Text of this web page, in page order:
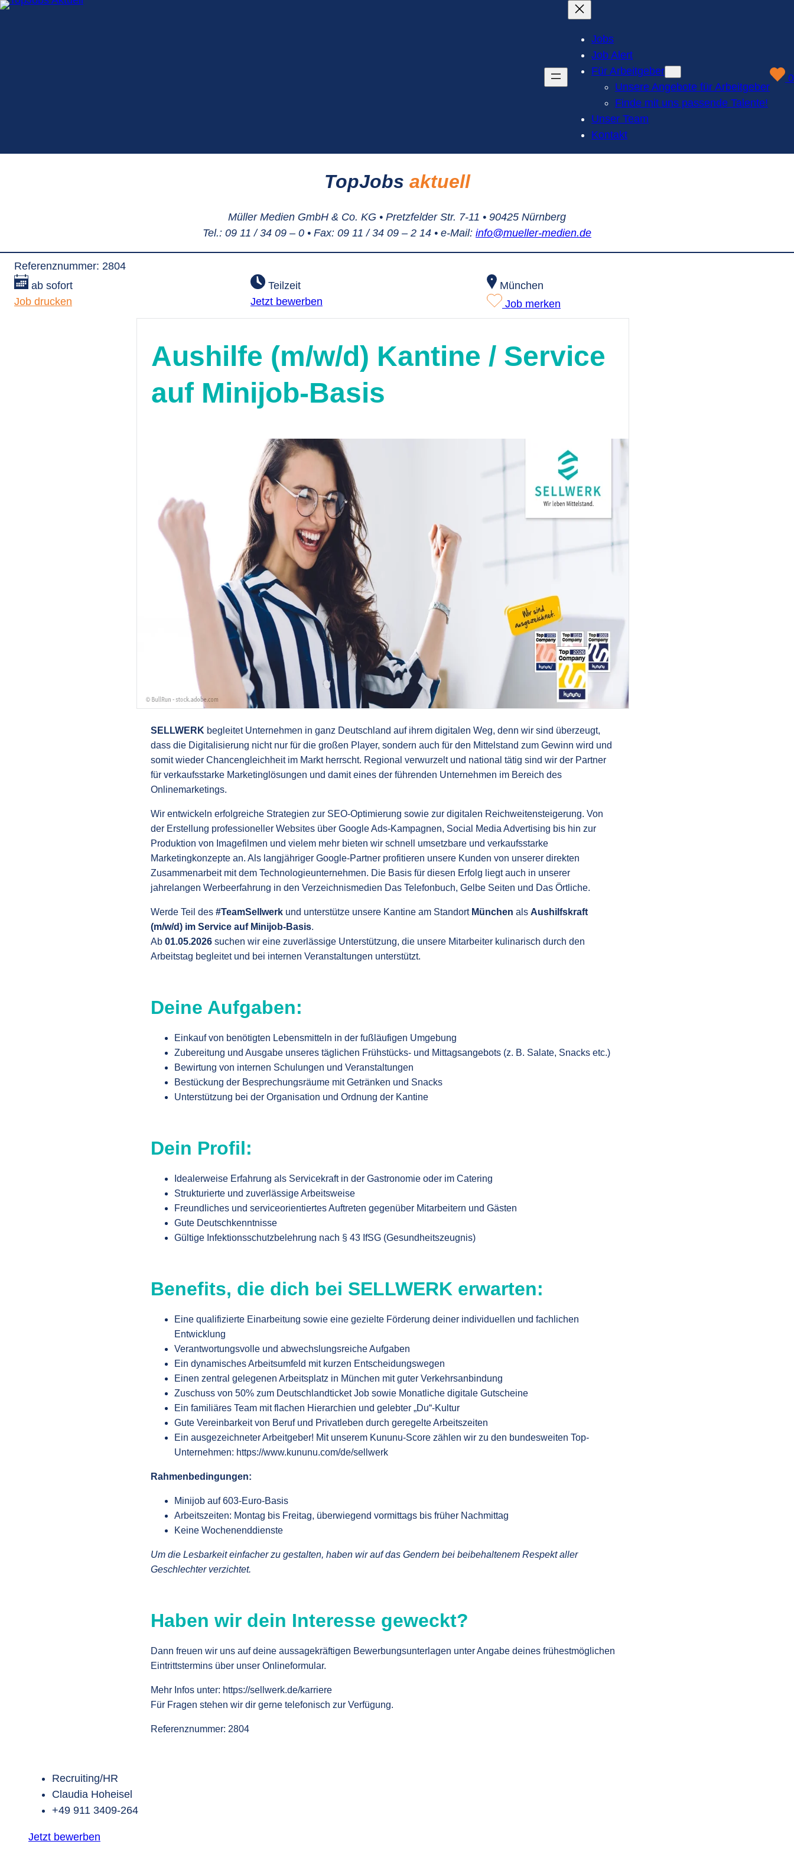
Zum
Jobs
Job Alert
Für Arbeitgeber
Unsere Angebote für Arbeitgeber
Finde mit uns passende Talente!
Unser Team
Kontakt
0
TopJobs aktuell
Müller Medien GmbH & Co. KG • Pretzfelder Str. 7-11 • 90425 Nürnberg
Tel.: 09 11 / 34 09 – 0 • Fax: 09 11 / 34 09 – 2 14 • e-Mail: info@mueller-medien.de
Referenznummer: 2804
ab sofort
Teilzeit
München
Job drucken
Jetzt bewerben Job merken
Aushilfe (m/w/d) Kantine / Service
auf Minijob-Basis
SELLWERK begleitet Unternehmen in ganz Deutschland auf ihrem digitalen Weg, denn wir sind überzeugt,
dass die Digitalisierung nicht nur für die großen Player, sondern auch für den Mittelstand zum Gewinn wird und
somit wieder Chancengleichheit im Markt herrscht. Regional verwurzelt und national tätig sind wir der Partner
für verkaufsstarke Marketinglösungen und damit eines der führenden Unternehmen im Bereich des
Onlinemarketings.
Wir entwickeln erfolgreiche Strategien zur SEO-Optimierung sowie zur digitalen Reichweitensteigerung. Von
der Erstellung professioneller Websites über Google Ads-Kampagnen, Social Media Advertising bis hin zur
Produktion von Imagefilmen und vielem mehr bieten wir schnell umsetzbare und verkaufsstarke
Marketingkonzepte an. Als langjähriger Google-Partner profitieren unsere Kunden von unserer direkten
Zusammenarbeit mit dem Technologieunternehmen. Die Basis für diesen Erfolg liegt auch in unserer
jahrelangen Werbeerfahrung in den Verzeichnismedien Das Telefonbuch, Gelbe Seiten und Das Örtliche.
Werde Teil des #TeamSellwerk und unterstütze unsere Kantine am Standort München als Aushilfskraft
(m/w/d) im Service auf Minijob-Basis.
Ab 01.05.2026 suchen wir eine zuverlässige Unterstützung, die unsere Mitarbeiter kulinarisch durch den
Arbeitstag begleitet und bei internen Veranstaltungen unterstützt.
Deine Aufgaben:
Einkauf von benötigten Lebensmitteln in der fußläufigen Umgebung
Zubereitung und Ausgabe unseres täglichen Frühstücks- und Mittagsangebots (z. B. Salate, Snacks etc.)
Bewirtung von internen Schulungen und Veranstaltungen
Bestückung der Besprechungsräume mit Getränken und Snacks
Unterstützung bei der Organisation und Ordnung der Kantine
Dein Profil:
Idealerweise Erfahrung als Servicekraft in der Gastronomie oder im Catering
Strukturierte und zuverlässige Arbeitsweise
Freundliches und serviceorientiertes Auftreten gegenüber Mitarbeitern und Gästen
Gute Deutschkenntnisse
Gültige Infektionsschutzbelehrung nach § 43 IfSG (Gesundheitszeugnis)
Benefits, die dich bei SELLWERK erwarten:
Eine qualifizierte Einarbeitung sowie eine gezielte Förderung deiner individuellen und fachlichen
Entwicklung
Verantwortungsvolle und abwechslungsreiche Aufgaben
Ein dynamisches Arbeitsumfeld mit kurzen Entscheidungswegen
Einen zentral gelegenen Arbeitsplatz in München mit guter Verkehrsanbindung
Zuschuss von 50% zum Deutschlandticket Job sowie Monatliche digitale Gutscheine
Ein familiäres Team mit flachen Hierarchien und gelebter „Du“-Kultur
Gute Vereinbarkeit von Beruf und Privatleben durch geregelte Arbeitszeiten
Ein ausgezeichneter Arbeitgeber! Mit unserem Kununu-Score zählen wir zu den bundesweiten Top-
Unternehmen: https://www.kununu.com/de/sellwerk
Rahmenbedingungen:
Minijob auf 603-Euro-Basis
Arbeitszeiten: Montag bis Freitag, überwiegend vormittags bis früher Nachmittag
Keine Wochenenddienste
Um die Lesbarkeit einfacher zu gestalten, haben wir auf das Gendern bei beibehaltenem Respekt aller
Geschlechter verzichtet.
Haben wir dein Interesse geweckt?
Dann freuen wir uns auf deine aussagekräftigen Bewerbungsunterlagen unter Angabe deines frühestmöglichen
Eintrittstermins über unser Onlineformular.
Mehr Infos unter: https://sellwerk.de/karriere
Für Fragen stehen wir dir gerne telefonisch zur Verfügung.
Referenznummer: 2804
Recruiting/HR
Claudia Hoheisel
+49 911 3409-264
Jetzt bewerben